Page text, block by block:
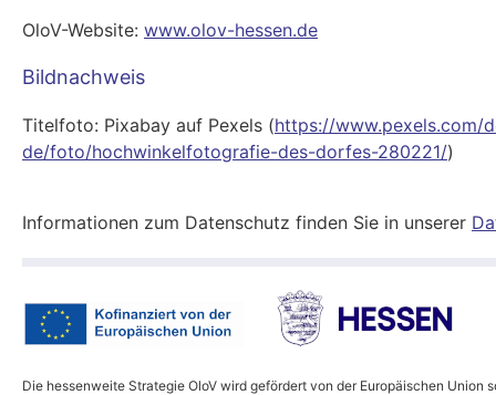
OloV-Website: www.olov-hessen.de
Bildnachweis
Titelfoto: Pixabay auf Pexels (https://www.pexels.com/
de/foto/hochwinkelfotografie-des-dorfes-280221/)
Informationen zum Datenschutz finden Sie in unserer
Die hessenweite Strategie OloV wird gefördert von der Europäischen Union